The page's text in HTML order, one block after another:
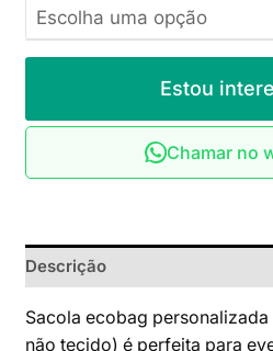
Estou
Chamar no
Descrição
Sacola ecobag
não tecido) é perfeita para